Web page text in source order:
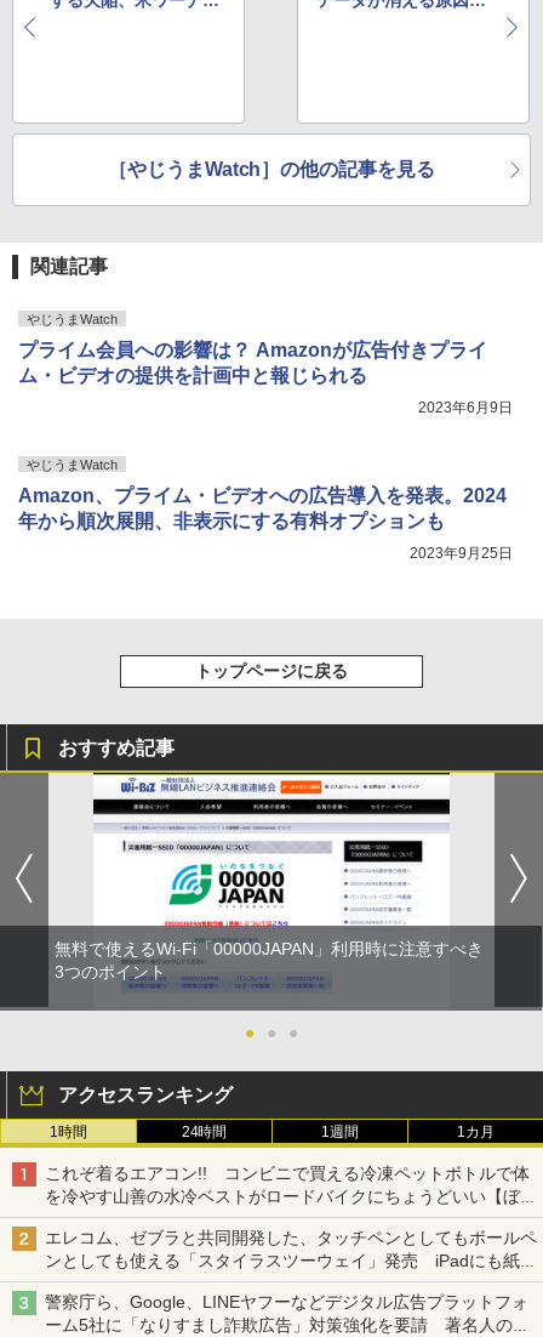
［やじうまWatch］の他の記事を見る
関連記事
やじうまWatch
プライム会員への影響は？ Amazonが広告付きプライ
ム・ビデオの提供を計画中と報じられる
2023年6月9日
やじうまWatch
Amazon、プライム・ビデオへの広告導入を発表。2024
年から順次展開、非表示にする有料オプションも
2023年9月25日
トップページに戻る
おすすめ記事
無料で使えるWi-Fi「00000JAPAN」利用時に注意すべき
3つのポイント
● ● ●
アクセスランキング
1時間 24時間 1週間 1カ月
これぞ着るエアコン!! コンビニで買える冷凍ペットボトルで体
を冷やす山善の水冷ベストがロードバイクにちょうどいい【ぼっ
ち・ざ・ろーど！その14】【空いた時間でなにしてる？】
エレコム、ゼブラと共同開発した、タッチペンとしてもボールペ
ンとしても使える「スタイラスツーウェイ」発売 iPadにも紙に
も、持ち替えずに書き込める
警察庁ら、Google、LINEヤフーなどデジタル広告プラットフォ
ーム5社に「なりすまし詐欺広告」対策強化を要請 著名人の写